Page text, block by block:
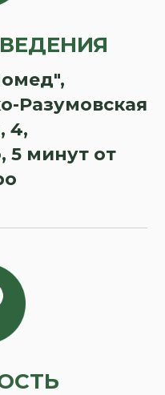
Разумовская
4,
5 минут от